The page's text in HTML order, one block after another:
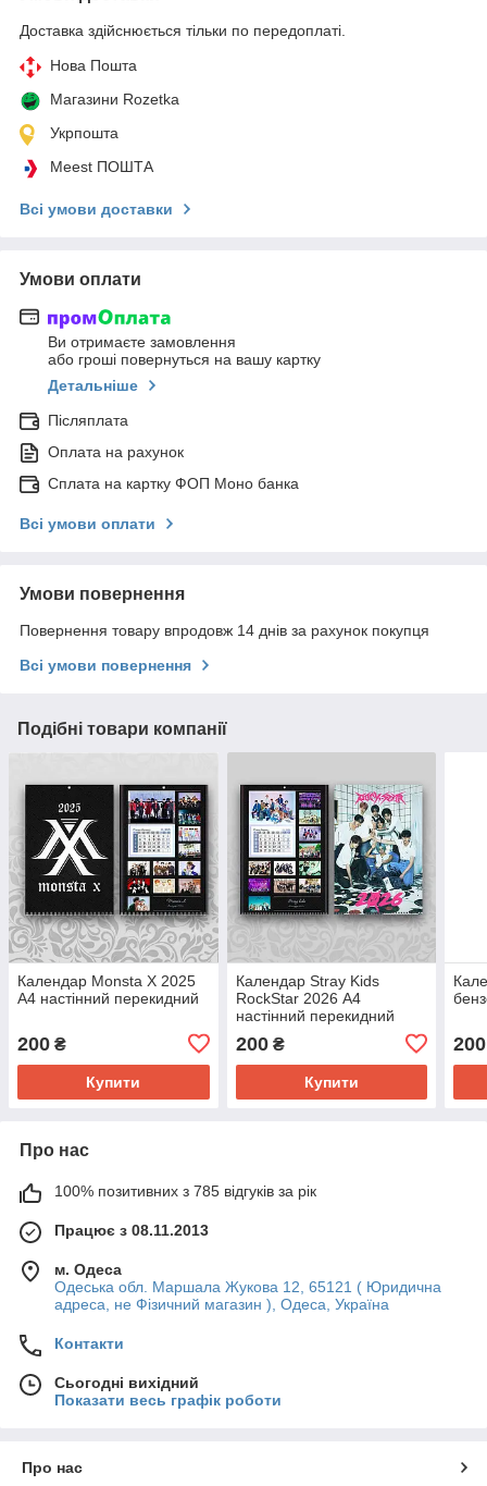
Доставка здійснюється тільки по передоплаті.
Нова Пошта
Магазини Rozetka
Укрпошта
Meest ПОШТА
Всі умови доставки
Умови оплати
Ви отримаєте замовлення
або гроші повернуться на вашу картку
Детальніше
Післяплата
Оплата на рахунок
Сплата на картку ФОП Моно банка
Всі умови оплати
Умови повернення
Повернення товару впродовж 14 днів за рахунок покупця
Всі умови повернення
Подібні товари компанії
Календар Monsta X 2025
А4 настінний перекидний
200 ₴
Купити
Календар Stray Kids
RockStar 2026 А4
настінний перекидний
200₴
Купити
200
Про нас
100% позитивних з 785 відгуків за рік
Працює з 08.11.2013
м. Одеса
Одеська обл. Маршала Жукова 12, 65121 ( Юридична
адреса, не Фізичний магазин ), Одеса, Україна
Контакти
Сьогодні вихідний
Показати весь графік роботи
Про нас